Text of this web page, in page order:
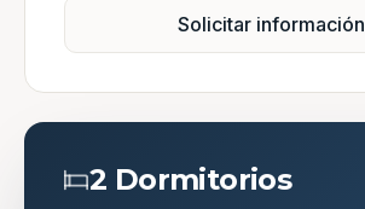
Solicitar información
2 Dormitorios